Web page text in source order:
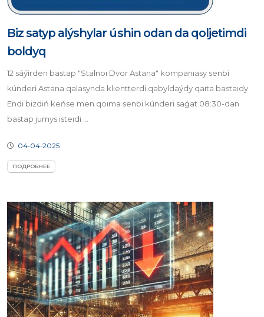
Biz satyp alýshylar úshin odan da qoljetimdi
boldyq
12 sáýirden bastap "Stalnoı Dvor Astana" kompanıasy senbi
kúnderi Astana qalasynda klıentterdi qabyldaýdy qaıta bastaıdy.
Endi bizdiń keńse men qoıma senbi kúnderi saǵat 08:30-dan
bastap jumys isteıdi ...
04-04-2025
ПОДРОБНЕЕ